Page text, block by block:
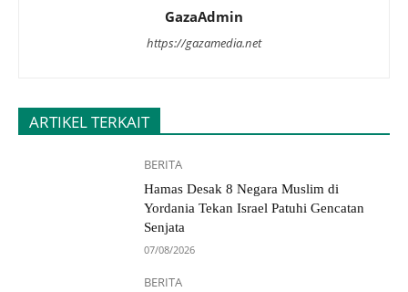
GazaAdmin
https://gazamedia.net
ARTIKEL TERKAIT
BERITA
Hamas Desak 8 Negara Muslim di
Yordania Tekan Israel Patuhi Gencatan
Senjata
07/08/2026
BERITA